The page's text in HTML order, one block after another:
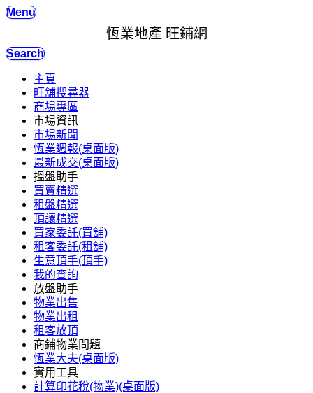
Menu
恆業地產 旺鋪網
Search
主頁
旺舖搜尋器
商場專區
市場資訊
市場新聞
恆業週報(桌面版)
最新成交(桌面版)
搵盤助手
買賣精選
租盤精選
頂讓精選
買家委託(買舖)
租客委託(租舖)
生意頂手(頂手)
我的查詢
放盤助手
物業出售
物業出租
租客放頂
商鋪物業問題
恆業大夫(桌面版)
實用工具
計算印花稅(物業)(桌面版)